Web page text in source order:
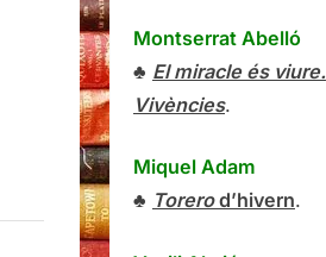
Montserrat Abelló
♣ El miracle és viure.
Vivències.
Miquel Adam
♣ Torerod’hivern.